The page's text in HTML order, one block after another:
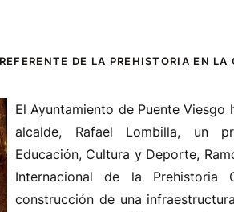
DE LA PREHISTORIA EN
El Ayuntamiento de Puente Viesgo
alcalde, Rafael Lombilla, un
Educación, Cultura y Deporte,
Internacional de la
construcción de una